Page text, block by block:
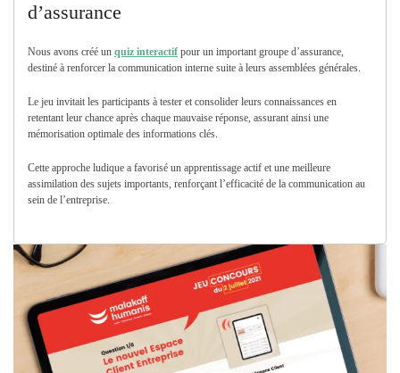
d’assurance
Nous avons créé un quiz interactif pour un important groupe d’assurance,
destiné à renforcer la communication interne suite à leurs assemblées générales.
Le jeu invitait les participants à tester et consolider leurs connaissances en
retentant leur chance après chaque mauvaise réponse, assurant ainsi une
mémorisation optimale des informations clés.
Cette approche ludique a favorisé un apprentissage actif et une meilleure
assimilation des sujets importants, renforçant l’efficacité de la communication au
sein de l’entreprise.